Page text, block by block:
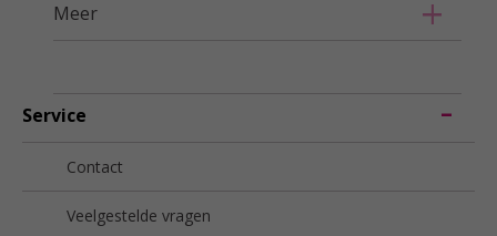
Meer
Service
Contact
Veelgestelde vragen